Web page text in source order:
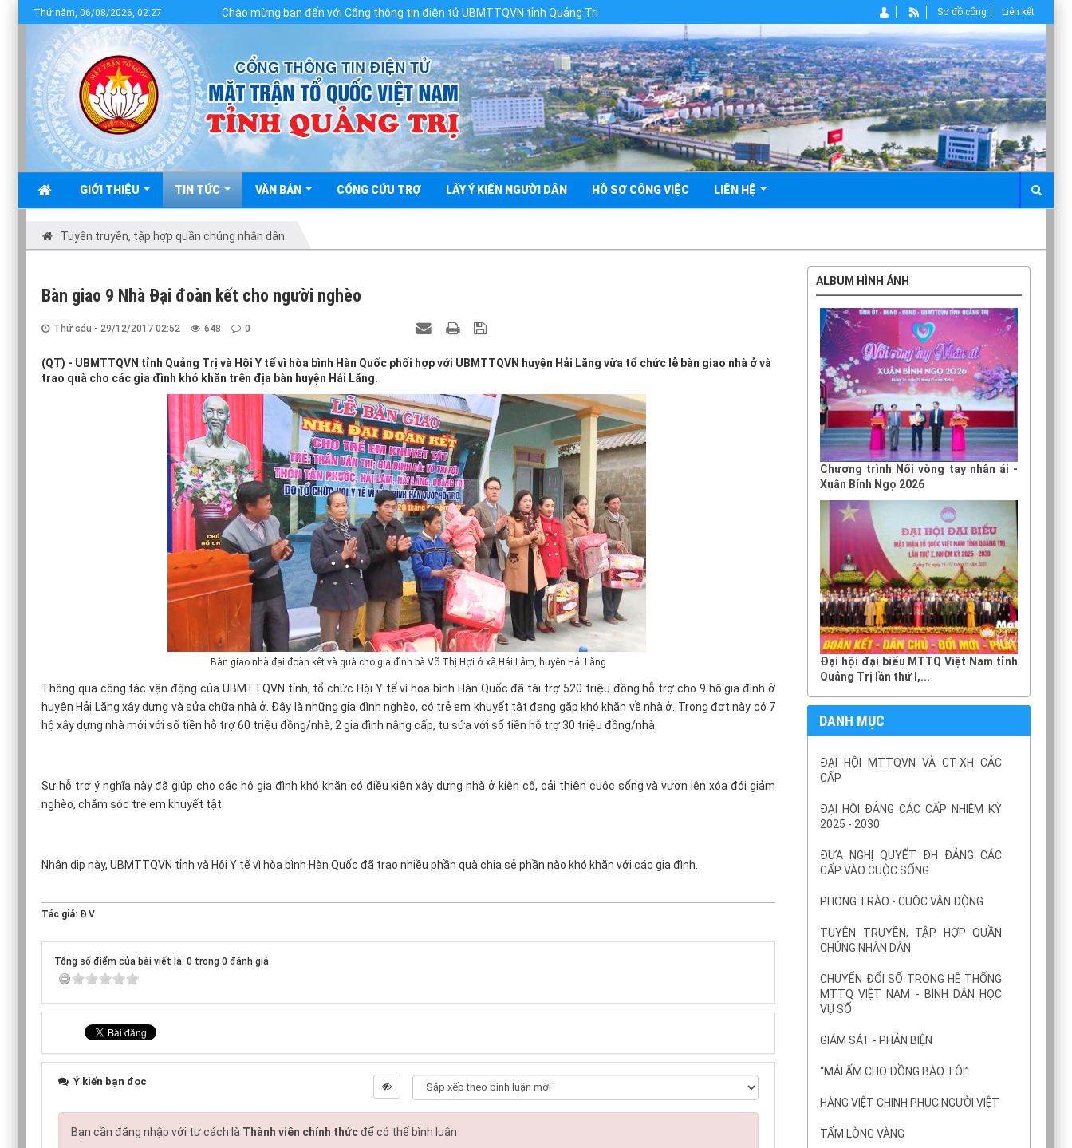
GIỚI THIỆU TIN TỨC VĂN BẢN CỔNG CỨU TRỢ LẤY Ý KIẾN NGƯỜI DÂN HỒ SƠ CÔNG VIỆC LIÊN HỆ
Thứ năm, 06/08/2026, 02:27 Chào mừng bạn đến với Cổng thông tin điện tử UBMTTQVN tỉnh Quảng Trị Sơ đồ cổng Liên kết
Tuyên truyền, tập hợp quần chúng nhân dân
Bàn giao 9 Nhà Đại đoàn kết cho người nghèo
Thứ sáu - 29/12/2017 02:52 648 0
(QT) - UBMTTQVN tỉnh Quảng Trị và Hội Y tế vì hòa bình Hàn Quốc phối hợp với UBMTTQVN huyện Hải Lăng vừa tổ chức lễ bàn giao nhà ở và
trao quà cho các gia đình khó khăn trên địa bàn huyện Hải Lăng.
Bàn giao nhà đại đoàn kết và quà cho gia đình bà Võ Thị Hợi ở xã Hải Lâm, huyện Hải Lăng
Thông qua công tác vận động của UBMTTQVN tỉnh, tổ chức Hội Y tế vì hòa bình Hàn Quốc đã tài trợ 520 triệu đồng hỗ trợ cho 9 hộ gia đình ở
huyện Hải Lăng xây dựng và sửa chữa nhà ở. Đây là những gia đình nghèo, có trẻ em khuyết tật đang gặp khó khăn về nhà ở. Trong đợt này có 7
hộ xây dựng nhà mới với số tiền hỗ trợ 60 triệu đồng/nhà, 2 gia đình nâng cấp, tu sửa với số tiền hỗ trợ 30 triệu đồng/nhà.
Sự hỗ trợ ý nghĩa này đã giúp cho các hộ gia đình khó khăn có điều kiện xây dựng nhà ở kiên cố, cải thiện cuộc sống và vươn lên xóa đói giảm
nghèo, chăm sóc trẻ em khuyết tật.
Nhân dịp này, UBMTTQVN tỉnh và Hội Y tế vì hòa bình Hàn Quốc đã trao nhiều phần quà chia sẻ phần nào khó khăn với các gia đình.
Tác giả: Đ.V
Tổng số điểm của bài viết là: 0 trong 0 đánh giá
Ý kiến bạn đọc
Bạn cần đăng nhập với tư cách là Thành viên chính thứcđể có thể bình luận
ALBUM HÌNH ẢNH
Chương trình Nối vòng tay nhân ái -
Xuân Bính Ngọ 2026
Đại hội đại biểu MTTQ Việt Nam tỉnh
Quảng Trị lần thứ I,...
DANH MỤC
ĐẠI HỘI MTTQVN VÀ CT-XH CÁC
CẤP
ĐẠI HỘI ĐẢNG CÁC CẤP NHIỆM KỲ
2025 - 2030
ĐƯA NGHỊ QUYẾT ĐH ĐẢNG CÁC
CẤP VÀO CUỘC SỐNG
PHONG TRÀO - CUỘC VẬN ĐỘNG
TUYÊN TRUYỀN, TẬP HỢP QUẦN
CHÚNG NHÂN DÂN
CHUYỂN ĐỔI SỐ TRONG HỆ THỐNG
MTTQ VIỆT NAM - BÌNH DÂN HỌC
VỤ SỐ
GIÁM SÁT - PHẢN BIỆN
“MÁI ẤM CHO ĐỒNG BÀO TÔI”
HÀNG VIỆT CHINH PHỤC NGƯỜI VIỆT
TẤM LÒNG VÀNG